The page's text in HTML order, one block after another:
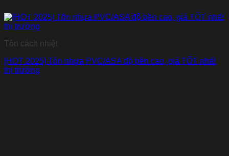
Tôn cách nhiệt
[HOT 2025] Tôn nhựa PVC/ASA độ bền cao, giá TỐT nhất
thị trường